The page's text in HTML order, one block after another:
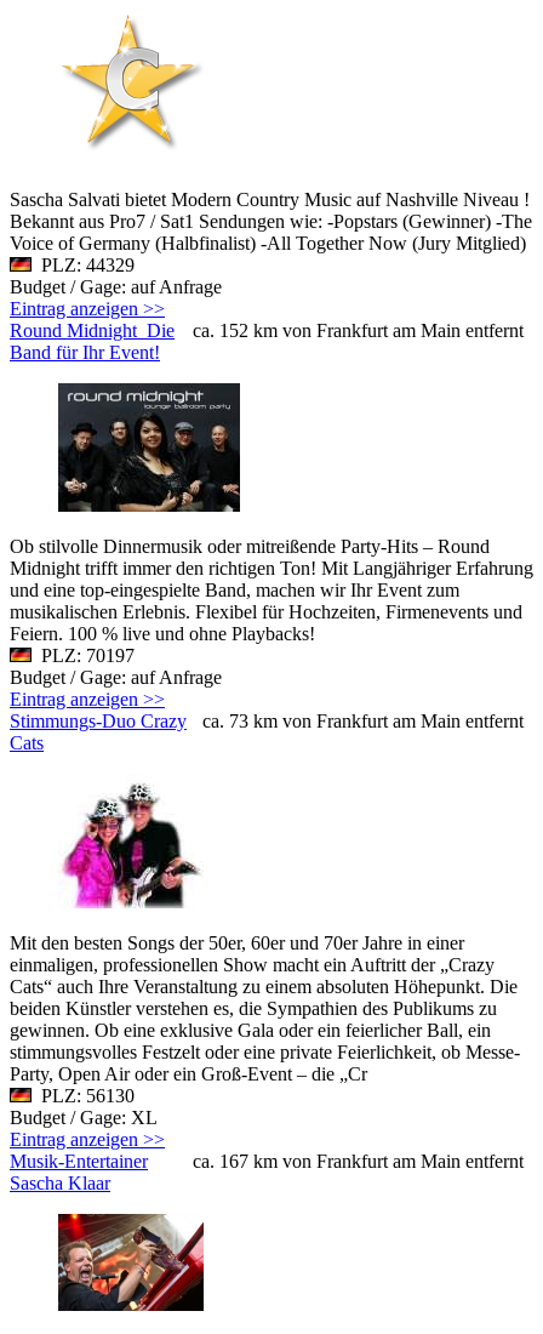
Sascha Salvati bietet Modern Country Music auf Nashville Niveau !
Bekannt aus Pro7 / Sat1 Sendungen wie: -Popstars (Gewinner) -The
Voice of Germany (Halbfinalist) -All Together Now (Jury Mitglied)
PLZ: 44329
Budget / Gage: auf Anfrage
Eintrag anzeigen >>
ca. 152 km von Frankfurt am Main entfernt
Round Midnight_Die
Band für Ihr Event!
Ob stilvolle Dinnermusik oder mitreißende Party-Hits – Round
Midnight trifft immer den richtigen Ton! Mit Langjähriger Erfahrung
und eine top-eingespielte Band, machen wir Ihr Event zum
musikalischen Erlebnis. Flexibel für Hochzeiten, Firmenevents und
Feiern. 100 % live und ohne Playbacks!
PLZ: 70197
Budget / Gage: auf Anfrage
Eintrag anzeigen >>
ca. 73 km von Frankfurt am Main entfernt
Stimmungs-Duo Crazy
Cats
Mit den besten Songs der 50er, 60er und 70er Jahre in einer
einmaligen, professionellen Show macht ein Auftritt der „Crazy
Cats“ auch Ihre Veranstaltung zu einem absoluten Höhepunkt. Die
beiden Künstler verstehen es, die Sympathien des Publikums zu
gewinnen. Ob eine exklusive Gala oder ein feierlicher Ball, ein
stimmungsvolles Festzelt oder eine private Feierlichkeit, ob Messe-
Party, Open Air oder ein Groß-Event – die „Cr
PLZ: 56130
Budget / Gage: XL
Eintrag anzeigen >>
ca. 167 km von Frankfurt am Main entfernt
Musik-Entertainer
Sascha Klaar